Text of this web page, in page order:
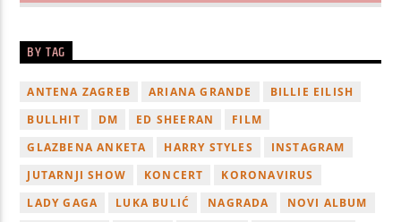
BY TAG
ANTENA ZAGREB ARIANA GRANDE
BILLIE EILISH
BULLHIT
DM ED SHEERAN
FILM
GLAZBENA ANKETA
HARRY STYLES
INSTAGRAM
JUTARNJI SHOW
KONCERT
KORONAVIRUS
LADY GAGA
LUKA BULIĆ NAGRADA
NOVI ALBUM